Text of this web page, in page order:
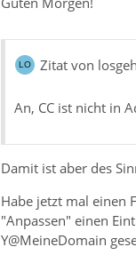
Zitat von
An, CC ist nicht in
Damit ist aber des
Habe jetzt mal einen
"Anpassen" einen
Y@MeineDomain